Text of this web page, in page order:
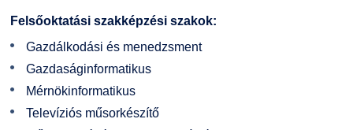
K+F+I
Átjelentkezőknek
Együttműködő partnereink
Felsőoktatási szakképzési szakok:
Gazdálkodási és menedzsment
Gazdaságinformatikus
Mérnökinformatikus
Televíziós műsorkészítő